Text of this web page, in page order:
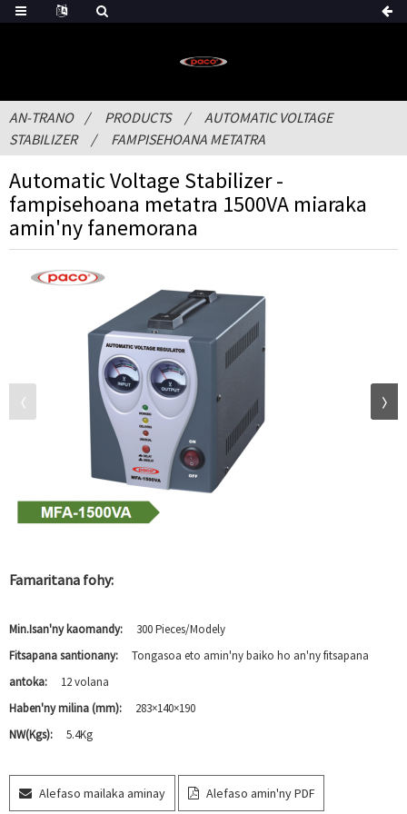
AN-TRANO PRODUCTS
AUTOMATIC VOLTAGE
STABILIZER
FAMPISEHOANA METATRA
Automatic Voltage Stabilizer -
fampisehoana metatra 1500VA miaraka
amin'ny fanemorana
Famaritana fohy:
Min.Isan'ny kaomandy:
300 Pieces/Modely
Fitsapana santionany:
Tongasoa eto amin'ny baiko ho an'ny fitsapana
antoka:
12 volana
Haben'ny milina (mm):
283×140×190
NW(Kgs):
5.4Kg
Alefaso mailaka aminay Alefaso amin'ny PDF